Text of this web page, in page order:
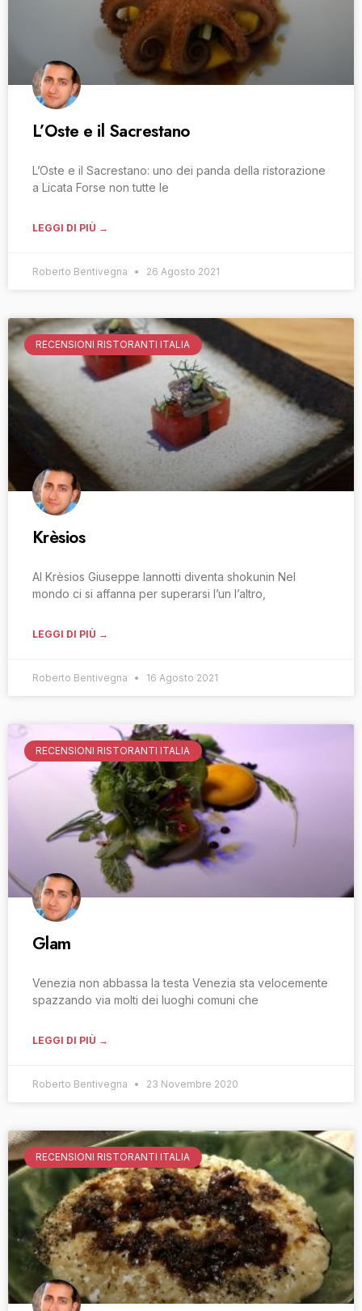
L’Oste e il Sacrestano
L’Oste e il Sacrestano: uno dei panda della ristorazione
a Licata Forse non tutte le
LEGGI DI PIÙ →
Roberto Bentivegna 26 Agosto 2021
RECENSIONI RISTORANTI ITALIA
Krèsios
Al Krèsios Giuseppe Iannotti diventa shokunin Nel
mondo ci si affanna per superarsi l’un l’altro,
LEGGI DI PIÙ →
Roberto Bentivegna 16 Agosto 2021
RECENSIONI RISTORANTI ITALIA
Glam
Venezia non abbassa la testa Venezia sta velocemente
spazzando via molti dei luoghi comuni che
LEGGI DI PIÙ →
Roberto Bentivegna 23 Novembre 2020
RECENSIONI RISTORANTI ITALIA